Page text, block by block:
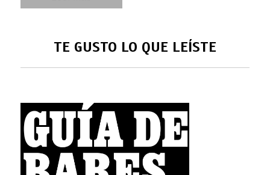
TE GUSTO LO QUE LEÍSTE